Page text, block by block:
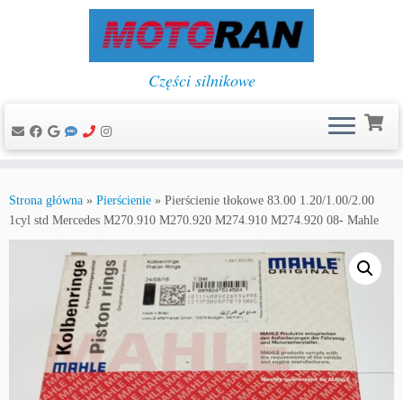
do
treści
Części silnikowe
Strona główna » Pierścienie » Pierścienie tłokowe 83.00 1.20/1.00/2.00
1cyl std Mercedes M270.910 M270.920 M274.910 M274.920 08- Mahle